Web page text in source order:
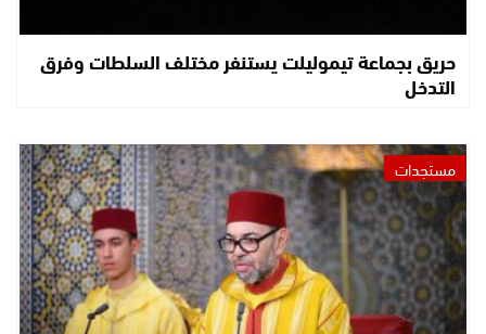
حريق بجماعة تيموليلت يستنفر مختلف السلطات وفرق
التدخل
مستجدات